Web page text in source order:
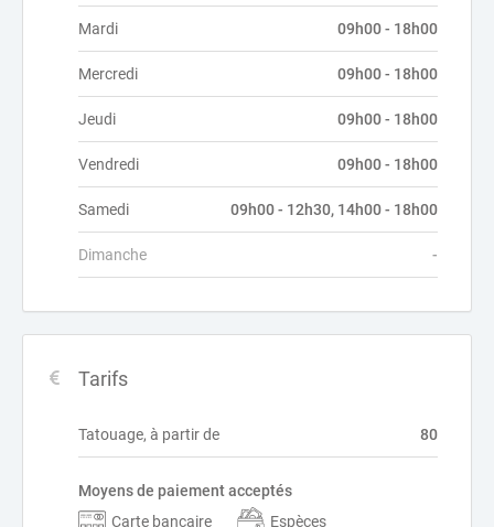
Mardi 09h00 - 18h00
Mercredi 09h00 - 18h00
Jeudi 09h00 - 18h00
Vendredi 09h00 - 18h00
Samedi 09h00 - 12h30, 14h00 - 18h00
Dimanche -
Tarifs
Tatouage, à partir de 80
Moyens de paiement acceptés
Carte bancaire
Espèces